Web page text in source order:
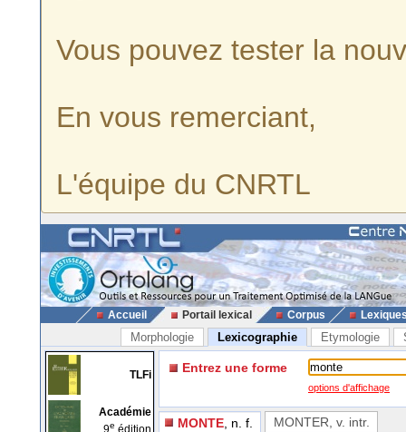
Vous pouvez tester la
En vous remerciant,
L'équipe du CNRTL
Accueil Portail lexical Corpus
Morphologie Lexicographie Etymologie
TLFi
Académie
9e édition
Entrez une forme
options d'affichage
MONTE , n. f. MONTER , v. intr.